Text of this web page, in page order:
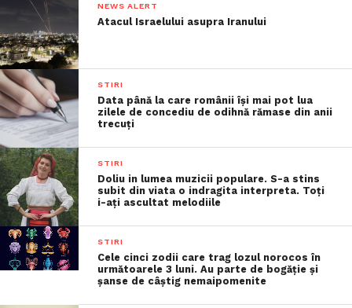
NEWS ALERT
Atacul Israelului asupra Iranului
STIRI
Data până la care românii îşi mai pot lua
zilele de concediu de odihnă rămase din anii
trecuţi
STIRI
Doliu in lumea muzicii populare. S-a stins
subit din viata o indragita interpreta. Toți
i-ați ascultat melodiile
STIRI
Cele cinci zodii care trag lozul norocos în
următoarele 3 luni. Au parte de bogăție și
șanse de câștig nemaipomenite